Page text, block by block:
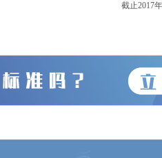
截止2017